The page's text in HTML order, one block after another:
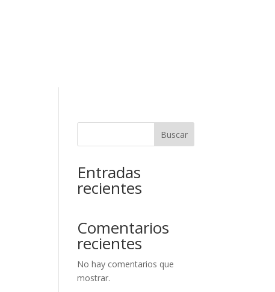
Buscar
Entradas
recientes
Comentarios
recientes
No hay comentarios que
mostrar.